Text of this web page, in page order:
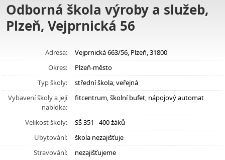
Odborná škola výroby a služeb,
Plzeň, Vejprnická 56
Adresa:
Vejprnická 663/56, Plzeň, 31800
Okres:
Plzeň-město
Typ školy:
střední škola, veřejná
Vybavení školy a její
nabídka:
fitcentrum, školní bufet, nápojový automat
Velikost školy:
SŠ 351 - 400 žáků
Ubytování:
škola nezajišťuje
Stravování:
nezajišťujeme